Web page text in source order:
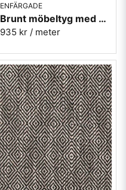
ENFÄRGADE
Brunt möbeltyg med gåsögon - Magdalena nr.6
935 kr / meter